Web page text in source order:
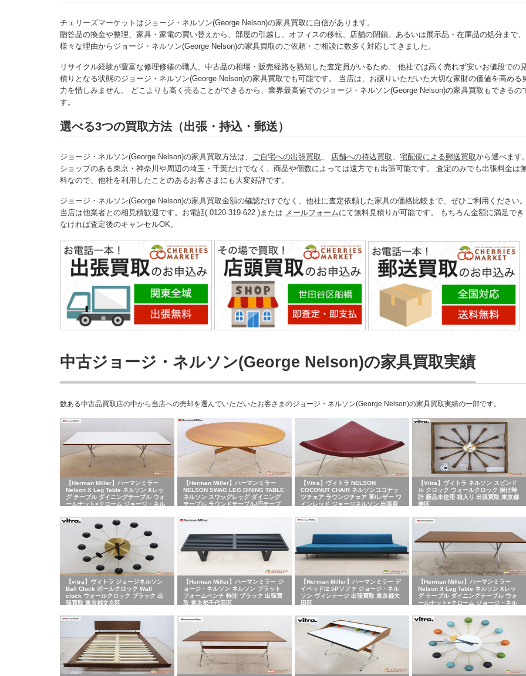
チェリーズマーケットはジョージ・ネルソン(George Nelson)の家具買取に自信があります。
贈答品の換金や整理、家具・家電の買い替えから、部屋の引越し、オフィスの移転、店舗の閉鎖、あるいは展示品・在庫品の処分まで、
様々な理由からジョージ・ネルソン(George Nelson)の家具買取のご依頼・ご相談に数多く対応してきました。
リサイクル経験が豊富な修理修繕の職人、中古品の相場・販売経路を熟知した査定員がいるため、 他社では高く売れず安いお値段での
積りとなる状態のジョージ・ネルソン(George Nelson)の家具買取でも可能です。 当店は、お譲りいただいた大切な家財の価値を高める
力を惜しみません。 どこよりも高く売ることができるから、業界最高値でのジョージ・ネルソン(George Nelson)の家具買取もできるの
す。
選べる3つの買取方法（出張・持込・郵送）
ジョージ・ネルソン(George Nelson)の家具買取方法は、 ご自宅への出張買取 、 店舗への持込買取 、 宅配便による郵送買取から選べます。
ショップのある東京・神奈川や周辺の埼玉・千葉だけでなく、商品や個数によっては遠方でも出張可能です。 査定のみでも出張料金は
料なので、他社を利用したことのあるお客さまにも大変好評です。
ジョージ・ネルソン(George Nelson)の家具買取金額の確認だけでなく、他社に査定依頼した家具の価格比較まで、ぜひご利用ください。
当店は他業者との相見積歓迎です。お電話( 0120-319-622 )または メールフォームにて無料見積りが可能です。 もちろん金額に満足でき
なければ査定後のキャンセルOK。
中古ジョージ・ネルソン(George Nelson)の家具買取実績
数ある中古品買取店の中から当店への売却を選んでいただいたお客さまのジョージ・ネルソン(George Nelson)の家具買取実績の一部です。
【Herman Miller】ハーマンミラー
Nelson X Leg Table ネルソン Xレッ
グ テーブル ダイニングテーブル ウォ
ールナット×クローム ジョージ・ネル
【Herman Miller】ハーマンミラー
NELSON SWAG LEG DINING TABLE
ネルソン スワッグレッグ ダイニング
テーブル ラウンドテーブル/円テーブ
川県横浜市青葉区
【Vitra】ヴィトラ NELSON
COCONUT CHAIR ネルソンココナッ
ツチェア ラウンジチェア 革/レザー ワ
インレッド ジョージネルソン 出張買
【Vitra】ヴィトラ ネルソン スピンド
ル クロック ウォールクロック 掛け時
計 新品未使用 箱入り 出張買取 東京都
港区
【vitra】ヴィトラ ジョージネルソン
Ball Clock ボールクロック Wall
clock ウォールクロック ブラック 出
張買取 東京都文京区
【Herman Miller】ハーマンミラー ジ
ョージ・ネルソン ネルソン プラット
フォームベンチ 特注 ブラック 出張買
取 東京都千代田区
【Herman Miller】ハーマンミラー デ
イベッド/2.5Pソファ ジョージ・ネル
ソン ヴィンテージ 出張買取 東京都大
田区
【Herman Miller】ハーマンミラー
Nelson X Leg Table ネルソン Xレッ
グ テーブル ダイニングテーブル ウォ
ールナット×クローム ジョージ・ネル